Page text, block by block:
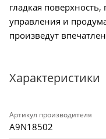
гладкая
управления и
произведут
Характеристики
Артикул производителя
A9N18502